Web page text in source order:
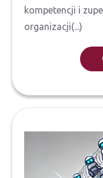
kompetencji i
organizacji(...)